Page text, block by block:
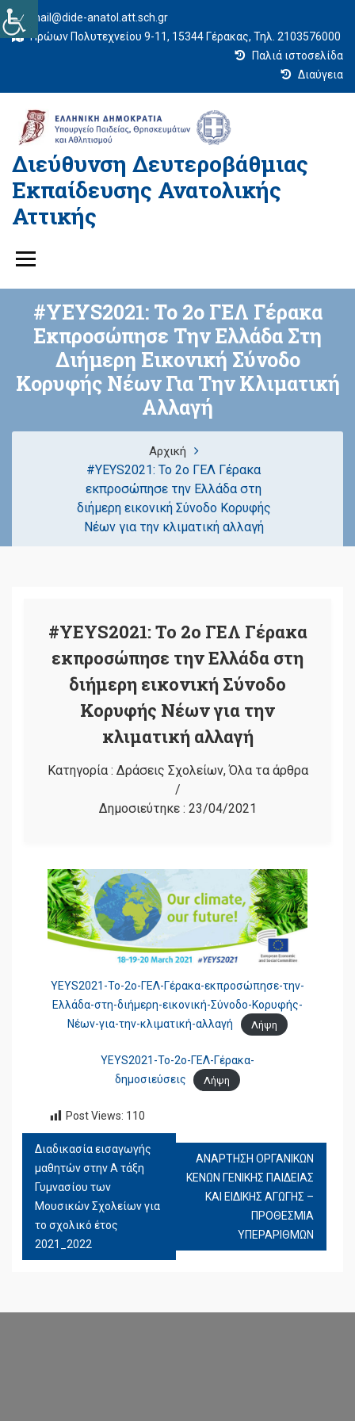
mail@dide-anatol.att.sch.gr
Ηρώων Πολυτεχνείου 9-11, 15344 Γέρακας, Τηλ. 2103576000
Παλιά ιστοσελίδα
Διαύγεια
Διεύθυνση Δευτεροβάθμιας
Εκπαίδευσης Ανατολικής
Αττικής
#ΥΕΥS2021: Το 2ο ΓΕΛ Γέρακα
Εκπροσώπησε Την Ελλάδα Στη
Διήμερη Εικονική Σύνοδο
Κορυφής Νέων Για Την Κλιματική
Αλλαγή
Αρχική
#ΥΕΥS2021: Το 2ο ΓΕΛ Γέρακα
εκπροσώπησε την Ελλάδα στη
διήμερη εικονική Σύνοδο Κορυφής
Νέων για την κλιματική αλλαγή
#ΥΕΥS2021: Το 2ο ΓΕΛ Γέρακα
εκπροσώπησε την Ελλάδα στη
διήμερη εικονική Σύνοδο
Κορυφής Νέων για την
κλιματική αλλαγή
Κατηγορία : Δράσεις Σχολείων,Όλα τα άρθρα
/
Δημοσιεύτηκε : 23/04/2021
ΥΕΥS2021-Το-2ο-ΓΕΛ-Γέρακα-εκπροσώπησε-την-
Ελλάδα-στη-διήμερη-εικονική-Σύνοδο-Κορυφής-
Νέων-για-την-κλιματική-αλλαγή
Λήψη
ΥΕΥS2021-Το-2ο-ΓΕΛ-Γέρακα-
δημοσιεύσεις
Λήψη
Post Views: 110
ΠΛΟΉΓΗΣΗ
ΆΡΘΡΩΝ
Διαδικασία εισαγωγής
μαθητών στην Α τάξη
Γυμνασίου των
Μουσικών Σχολείων για
το σχολικό έτος
2021_2022
ΑΝΑΡΤΗΣΗ ΟΡΓΑΝΙΚΩΝ
ΚΕΝΩΝ ΓΕΝΙΚΗΣ ΠΑΙΔΕΙΑΣ
ΚΑΙ ΕΙΔΙΚΗΣ ΑΓΩΓΗΣ –
ΠΡΟΘΕΣΜΙΑ
ΥΠΕΡΑΡΙΘΜΩΝ